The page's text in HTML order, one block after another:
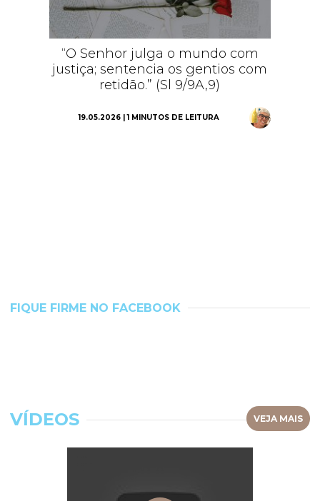
“O Senhor julga o mundo com
justiça; sentencia os gentios com
retidão.” (Sl 9/9A,9)
19.05.2026 | 1 MINUTOS DE LEITURA
FIQUE FIRME NO FACEBOOK
VÍDEOS VEJA MAIS